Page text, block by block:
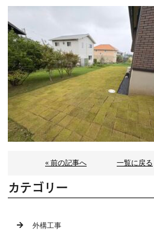
« 前の記事へ 一覧に戻る
カテゴリー
外構工事